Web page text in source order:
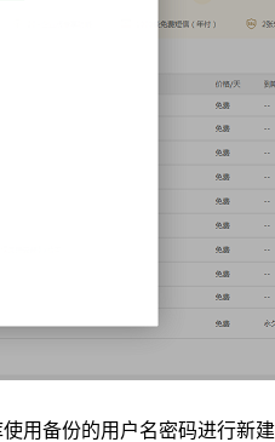
用备份的用户名密码进行新建